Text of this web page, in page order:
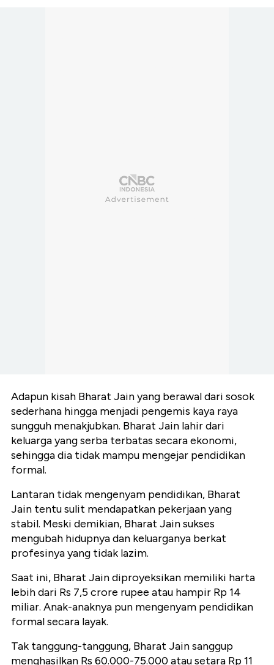
Adapun kisah Bharat Jain yang berawal dari sosok
sederhana hingga menjadi pengemis kaya raya
sungguh menakjubkan. Bharat Jain lahir dari
keluarga yang serba terbatas secara ekonomi,
sehingga dia tidak mampu mengejar pendidikan
formal.
Lantaran tidak mengenyam pendidikan, Bharat
Jain tentu sulit mendapatkan pekerjaan yang
stabil. Meski demikian, Bharat Jain sukses
mengubah hidupnya dan keluarganya berkat
profesinya yang tidak lazim.
Saat ini, Bharat Jain diproyeksikan memiliki harta
lebih dari Rs 7,5 crore rupee atau hampir Rp 14
miliar. Anak-anaknya pun mengenyam pendidikan
formal secara layak.
Tak tanggung-tanggung, Bharat Jain sanggup
menghasilkan Rs 60.000-75.000 atau setara Rp 11